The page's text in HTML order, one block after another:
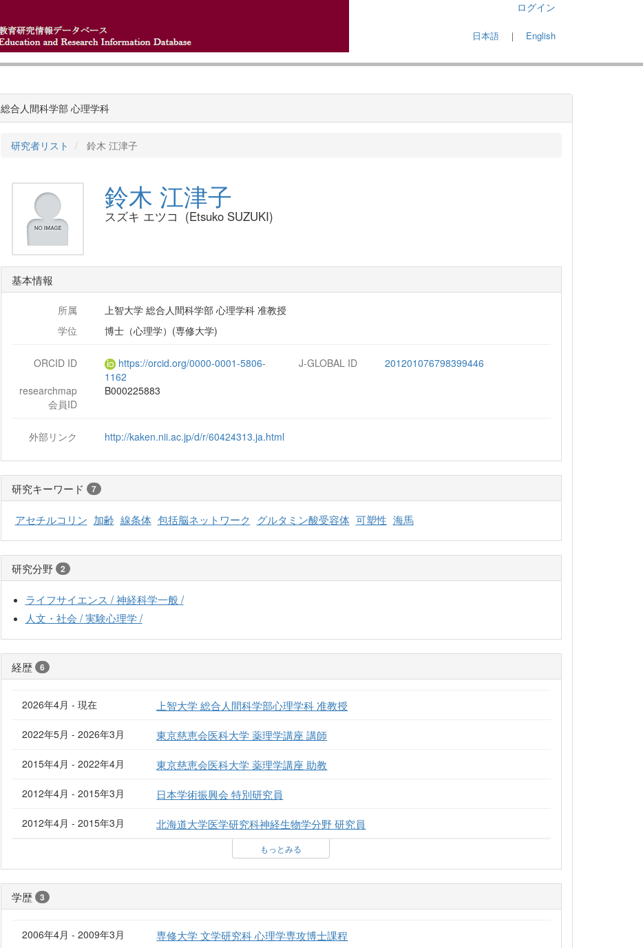
ログイン
日本語 ｜ English
総合人間科学部 心理学科
研究者リスト 鈴木 江津子
鈴木 江津子
スズキ エツコ (Etsuko SUZUKI)
基本情報
所属
上智大学 総合人間科学部 心理学科 准教授
学位
博士（心理学）(専修大学)
ORCID ID
https://orcid.org/0000-0001-5806-
1162
J-GLOBAL ID 201201076798399446
researchmap
会員ID
B000225883
外部リンク http://kaken.nii.ac.jp/d/r/60424313.ja.html
研究キーワード 7
アセチルコリン 加齢 線条体 包括脳ネットワーク グルタミン酸受容体 可塑性 海馬
研究分野 2
ライフサイエンス / 神経科学一般 /
人文・社会 / 実験心理学 /
経歴 6
2026年4月 - 現在 上智大学 総合人間科学部心理学科 准教授
2022年5月 - 2026年3月 東京慈恵会医科大学 薬理学講座 講師
2015年4月 - 2022年4月 東京慈恵会医科大学 薬理学講座 助教
2012年4月 - 2015年3月 日本学術振興会 特別研究員
2012年4月 - 2015年3月 北海道大学医学研究科神経生物学分野 研究員
もっとみる
学歴 3
2006年4月 - 2009年3月 専修大学 文学研究科 心理学専攻博士課程